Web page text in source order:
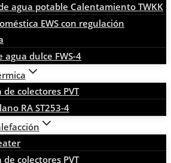
agua potable Calentamiento TWKK
EWS con regulación
agua dulce FWS-4
de colectores PVT
RA ST253-4
de colectores PVT